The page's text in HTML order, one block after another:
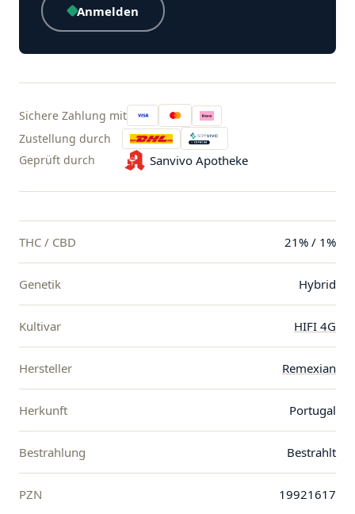
Anmelden
Sichere Zahlung mit
Zustellung durch
Geprüft durch
Sanvivo Apotheke
THC / CBD 21% / 1%
Genetik Hybrid
Kultivar HIFI 4G
Hersteller Remexian
Herkunft Portugal
Bestrahlung Bestrahlt
PZN 19921617